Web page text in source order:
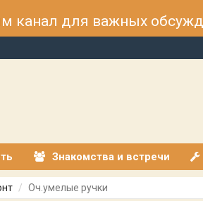
канал для важных
Знакомства и встречи
Оч.умелые ручки